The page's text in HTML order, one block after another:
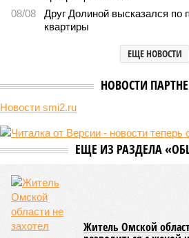
реальной достройки (изображение
Пока в Ярославском районе СВАО
заключение о соответствии проектной
разрешение на ввод жилищного
совсем недалеко, в паре станций
улице, картина, можно сказать, прямо